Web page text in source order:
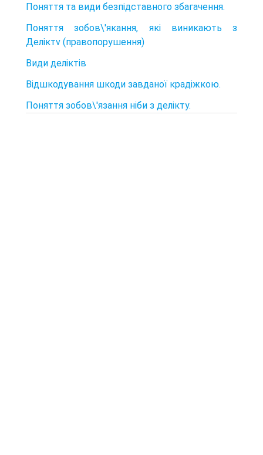
Поняття та види безпідставного збагачення.
Поняття зобов\'якання, які виникають з
Деліктv (правопо­рушення)
Види деліктів
Відшкодування шкоди завданої крадіжкою.
Поняття зобов\'язання ніби з делікту.